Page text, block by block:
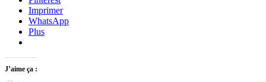
Imprimer
WhatsApp
Plus
J’aime ça :